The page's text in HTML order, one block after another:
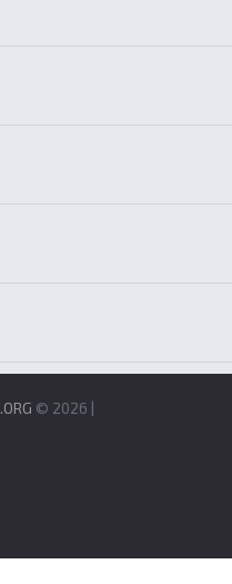
© 2026 |